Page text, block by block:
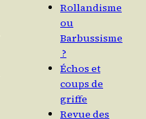
Rollandisme
ou
Barbussisme
?
Échos et
coups de
griffe
Revue des